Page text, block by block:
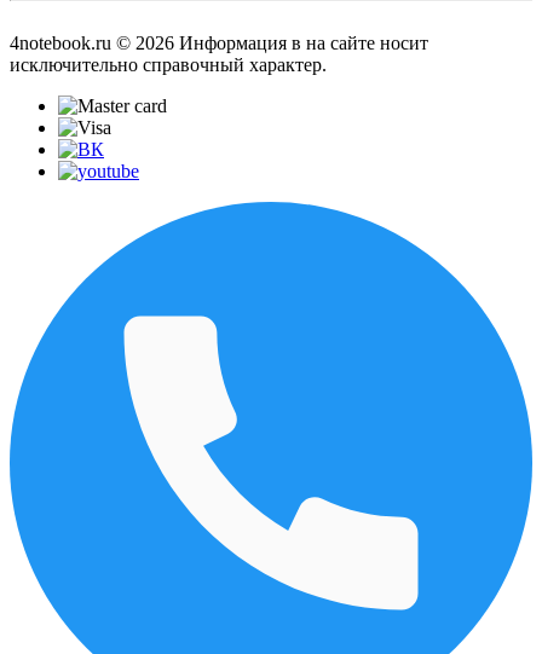
4notebook.ru © 2026 Информация в на сайте носит
исключительно справочный характер.